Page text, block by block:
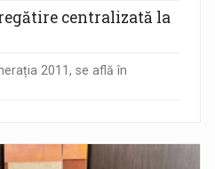
centralizată la
2011, se află în